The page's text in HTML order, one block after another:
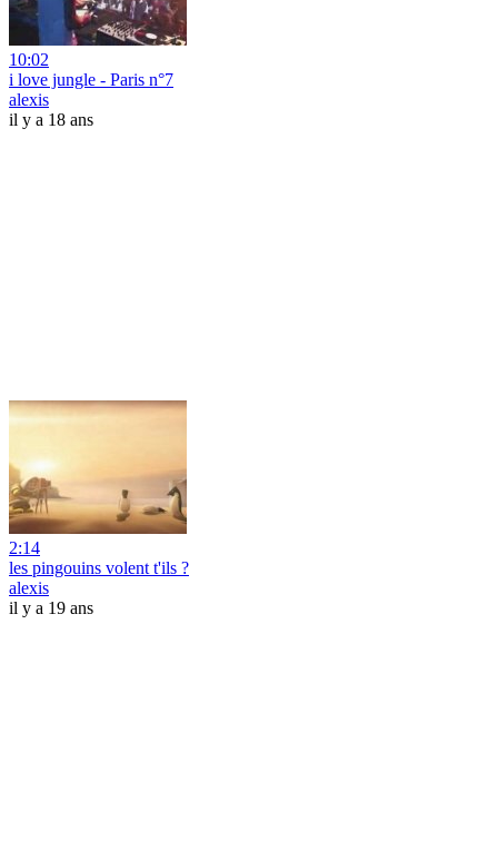
10:02
i love jungle - Paris n°7
alexis
il y a 18 ans
2:14
les pingouins volent t'ils ?
alexis
il y a 19 ans